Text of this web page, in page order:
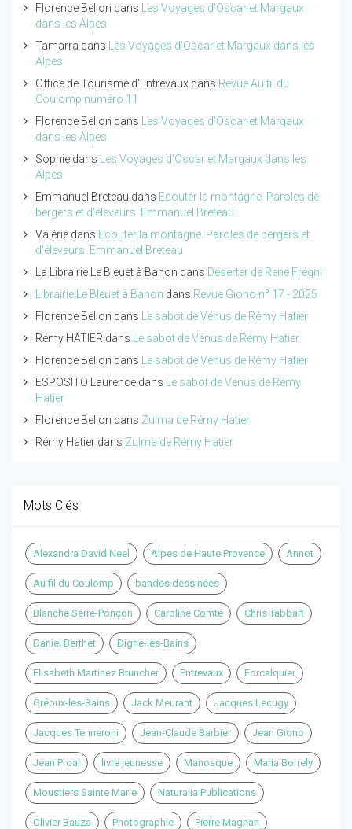
Florence Bellon dans
Les Voyages d'Oscar et Margaux
dans les Alpes
Tamarra dans
Les Voyages d'Oscar et Margaux dans les
Alpes
Office de Tourisme d'Entrevaux dans Revue Au fil du
Coulomp numéro 11
Florence Bellon dans
Les Voyages d'Oscar et Margaux
dans les Alpes
Sophie dans
Les Voyages d'Oscar et Margaux dans les
Alpes
Emmanuel Breteau dans Ecouter la montagne. Paroles de
bergers et d'éleveurs. Emmanuel Breteau
Valérie dans Ecouter la montagne. Paroles de bergers et
d'éleveurs. Emmanuel Breteau
La Librairie Le Bleuet à Banon dans Déserter de René Frégni
Librairie Le Bleuet à Banon dans Revue Giono n° 17 - 2025
Florence Bellon dans
Le sabot de Vénus de Rémy Hatier
Rémy HATIER dans
Le sabot de Vénus de Rémy Hatier
Florence Bellon dans
Le sabot de Vénus de Rémy Hatier
ESPOSITO Laurence dans
Le sabot de Vénus de Rémy
Hatier
Florence Bellon dans Zulma de Rémy Hatier
Rémy Hatier dans Zulma de Rémy Hatier
Mots Clés
Alexandra David Neel Alpes de Haute Provence Annot
Au fil du Coulomp bandes dessinées
Blanche Serre-Ponçon Caroline Comte Chris Tabbart
Daniel Berthet Digne-les-Bains
Elisabeth Martinez Bruncher Entrevaux Forcalquier
Gréoux-les-Bains Jack Meurant Jacques Lecugy
Jacques Tenneroni Jean-Claude Barbier Jean Giono
Jean Proal livre jeunesse Manosque Maria Borrely
Moustiers Sainte Marie Naturalia Publications
Olivier Bauza Photographie Pierre Magnan